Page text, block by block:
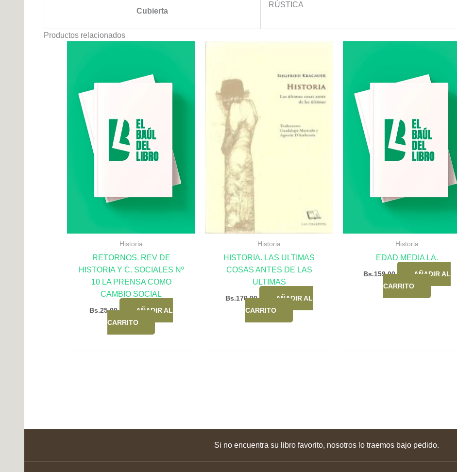
Cubierta
RÚSTICA
Productos relacionados
Historia
RETORNOS. REV DE
HISTORIA Y C. SOCIALES Nº
10 LA PRENSA COMO
CAMBIO SOCIAL
Bs.25,00
AÑADIR AL
CARRITO
Historia
HISTORIA. LAS ULTIMAS
COSAS ANTES DE LAS
ULTIMAS
Bs.170,00
AÑADIR AL
CARRITO
Historia
EDAD MEDIA LA.
Bs.159,00
AÑADIR AL
CARRITO
Si no encuentra su libro favorito, nosotros lo traemos bajo pedido.